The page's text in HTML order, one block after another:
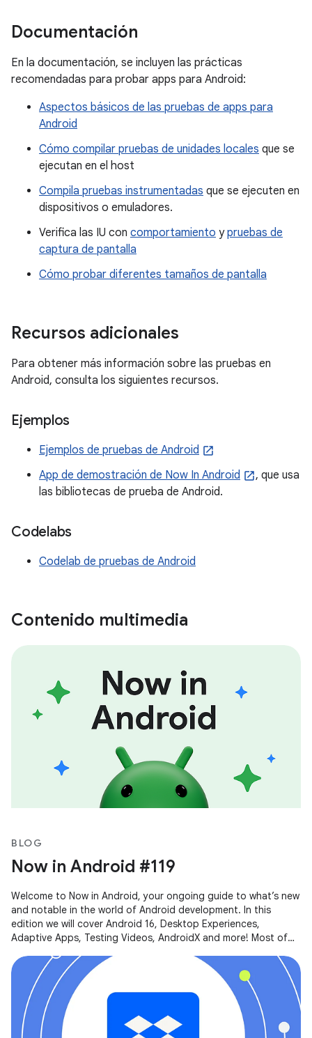
Documentación
En la documentación, se incluyen las prácticas
recomendadas para probar apps para Android:
Aspectos básicos de las pruebas de apps para
Android
Cómo compilar pruebas de unidades locales que se
ejecutan en el host
Compila pruebas instrumentadas que se ejecuten en
dispositivos o emuladores.
Verifica las IU con comportamiento ypruebas de
captura de pantalla
Cómo probar diferentes tamaños de pantalla
Recursos adicionales
Para obtener más información sobre las pruebas en
Android, consulta los siguientes recursos.
Ejemplos
Ejemplos de pruebas de Android
App de demostración de Now In Android
, que usa
las bibliotecas de prueba de Android.
Codelabs
Codelab de pruebas de Android
Contenido multimedia
BLOG
Now in Android #119
Welcome to Now in Android, your ongoing guide to what’s new
and notable in the world of Android development. In this
edition we will cover Android 16, Desktop Experiences,
Adaptive Apps, Testing Videos, AndroidX and more! Most of